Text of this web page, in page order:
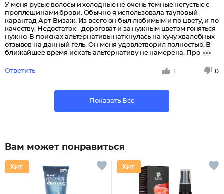
У меня русые волосы и холодные не очень темные негустые с
проплешинами брови. Обычно я использовала тауповый
карантад Арт-Визаж. Из всего он был любимым и по цвету, и по
качеству. Недостаток - дороговат и за нужным цветом гоняться
нужно. В поисках альтернативы наткнулась на кучу хвалебных
отзывов на данный гель. Он меня удовлетворил полностью. В
ближайшее время искать альтернативу не намерена. Про
Ответить 1 0
Показать Все
Вам может понравиться